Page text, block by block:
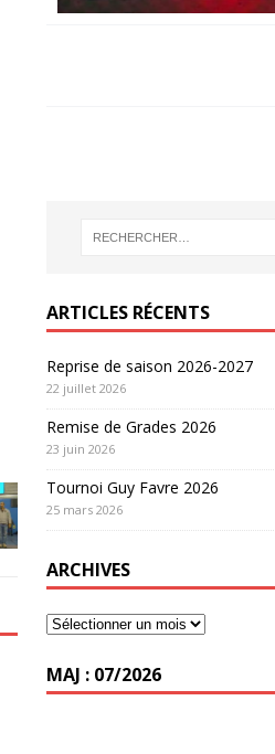
ARTICLES RÉCENTS
Reprise de saison 2026-2027
22 juillet 2026
Remise de Grades 2026
23 juin 2026
Tournoi Guy Favre 2026
25 mars 2026
ARCHIVES
MAJ : 07/2026